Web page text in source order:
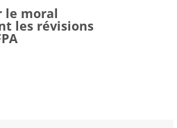
le moral
les révisions